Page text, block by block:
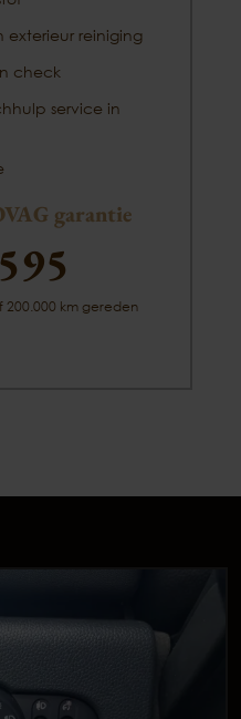
exterieur reiniging
check
service in
garantie
200.000 km gereden